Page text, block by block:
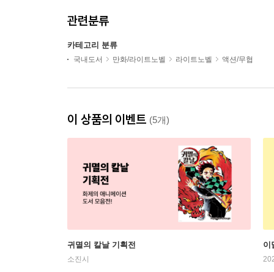
관련분류
카테고리 분류
국내도서 만화/라이트노벨 라이트노벨 액션/무협
이 상품의 이벤트 (5개)
귀멸의 칼날 기획전
소진시
이